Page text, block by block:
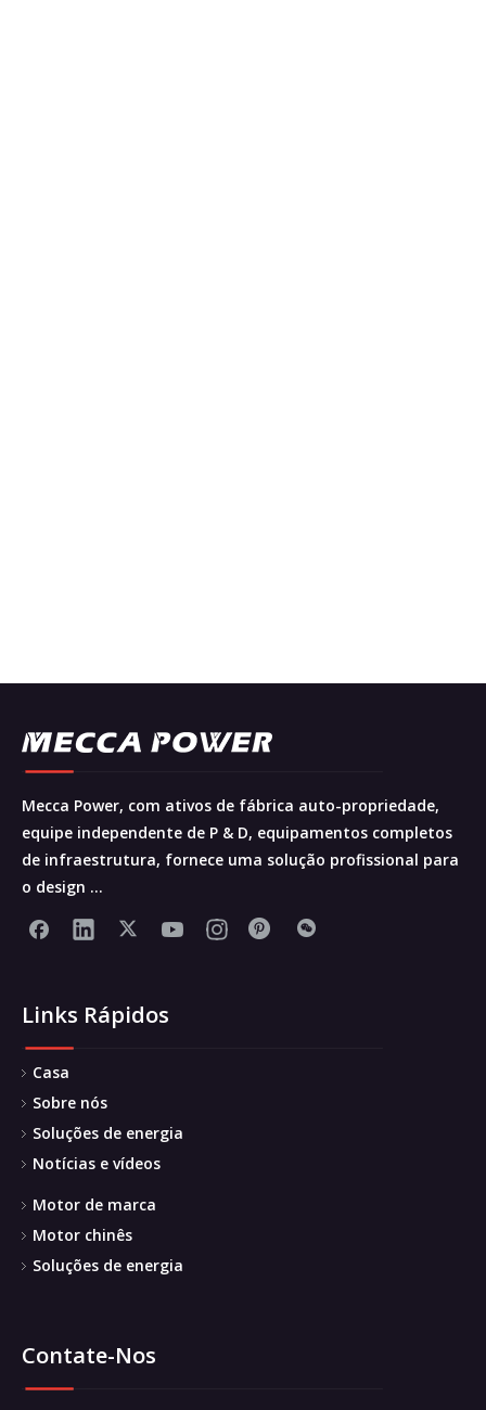
Mecca Power, com ativos de fábrica auto-propriedade,
equipe independente de P & D, equipamentos completos
de infraestrutura, fornece uma solução profissional para
o design ...
Links Rápidos
Casa
Sobre nós
Soluções de energia
Notícias e vídeos
Motor de marca
Motor chinês
Soluções de energia
Contate-Nos